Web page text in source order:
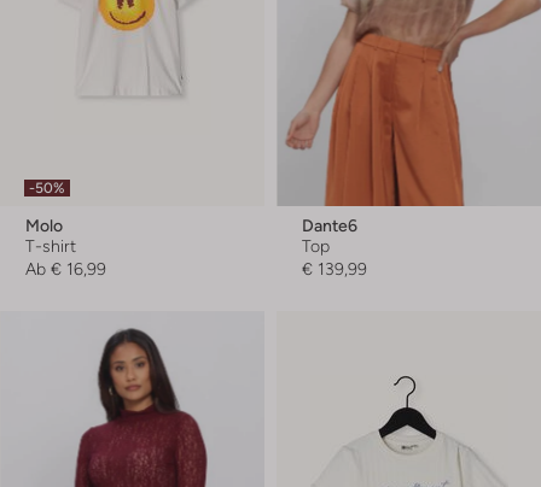
-50%
Molo
T-shirt
Ab € 16,99
Dante6
Top
€ 139,99